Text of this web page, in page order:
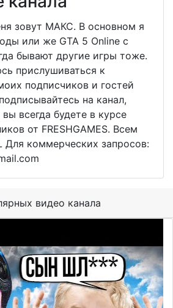
зовут МАКС. В основном я
или же GTA 5 Online с
бывают другие игры тоже.
прислушиваться к
подписчиков и гостей
на канал,
всегда будете в курсе
от FRESHGAMES. Всем
Для коммерческих запросов:
видео канала